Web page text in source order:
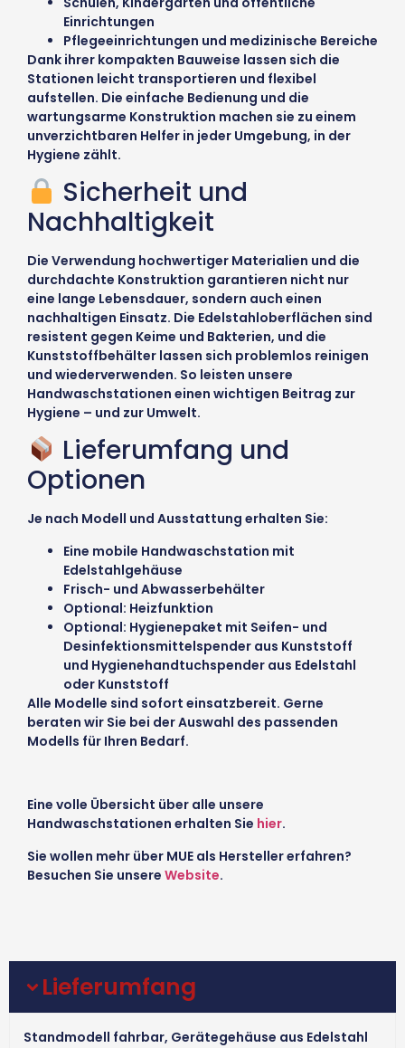
Einrichtungen
Pflegeeinrichtungen und medizinische Bereiche
Dank ihrer kompakten Bauweise lassen sich die
Stationen leicht transportieren und flexibel
aufstellen. Die einfache Bedienung und die
wartungsarme Konstruktion machen sie zu einem
unverzichtbaren Helfer in jeder Umgebung, in der
Hygiene zählt.
Sicherheit und
Nachhaltigkeit
Die Verwendung hochwertiger Materialien und die
durchdachte Konstruktion garantieren nicht nur
eine lange Lebensdauer, sondern auch einen
nachhaltigen Einsatz. Die Edelstahloberflächen sind
resistent gegen Keime und Bakterien, und die
Kunststoffbehälter lassen sich problemlos reinigen
und wiederverwenden. So leisten unsere
Handwaschstationen einen wichtigen Beitrag zur
Hygiene – und zur Umwelt.
Lieferumfang und
Optionen
Je nach Modell und Ausstattung erhalten Sie:
Eine mobile Handwaschstation mit
Edelstahlgehäuse
Frisch- und Abwasserbehälter
Optional: Heizfunktion
Optional: Hygienepaket mit Seifen- und
Desinfektionsmittelspender aus Kunststoff
und Hygienehandtuchspender aus Edelstahl
oder Kunststoff
Alle Modelle sind sofort einsatzbereit. Gerne
beraten wir Sie bei der Auswahl des passenden
Modells für Ihren Bedarf.
Eine volle Übersicht über alle unsere
Handwaschstationen erhalten Sie hier.
Sie wollen mehr über MUE als Hersteller erfahren?
Besuchen Sie unsere Website.
Lieferumfang
Standmodell fahrbar, Gerätegehäuse aus Edelstahl